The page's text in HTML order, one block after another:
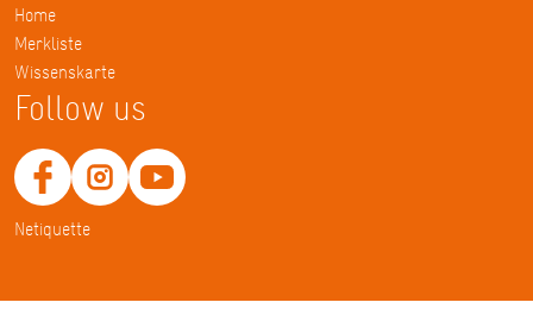
Home
Merkliste
Wissenskarte
Follow us
Netiquette